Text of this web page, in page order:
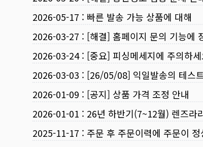
2026-05-17 : 빠른 발송 가능 상품에 대해
2026-03-27 : [해결] 홈페이지 문의 기능에
2026-03-24: [중요] 피싱메세지에 주의하
2026-03-03 : [26/05/08] 익일발송의 테스
2026-01-09 : [공지] 상품 가격 조정 안내
2026-01-01 : 26년 하반기(7~12월) 렌즈라
2025-11-17 : 주문 후 주문이력에 주문이